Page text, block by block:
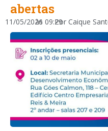
abertas
11/05/2026
às 09:29
Por Caique